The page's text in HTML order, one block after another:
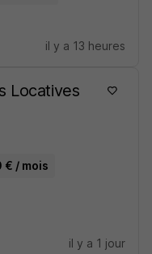
il y a 13 heures
Locatives
€ / mois
il y a 1 jour